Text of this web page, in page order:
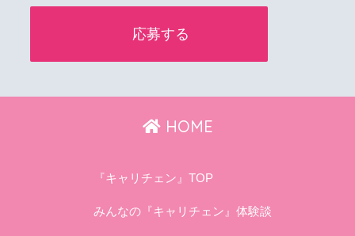
HOME
『キャリチェン』TOP
みんなの『キャリチェン』体験談